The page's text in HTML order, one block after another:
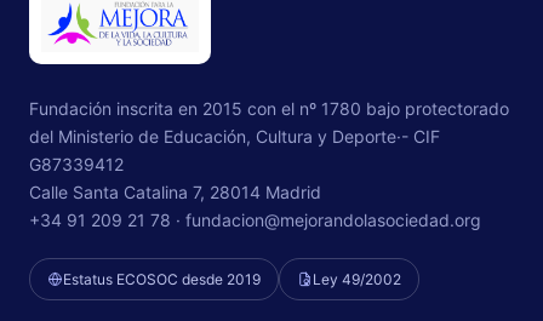
Fundación inscrita en 2015 con el nº 1780 bajo protectorado
del Ministerio de Educación, Cultura y Deporte·- CIF
G87339412
Calle Santa Catalina 7, 28014 Madrid
+34 91 209 21 78 · fundacion@mejorandolasociedad.org
Estatus ECOSOC desde 2019 Ley 49/2002